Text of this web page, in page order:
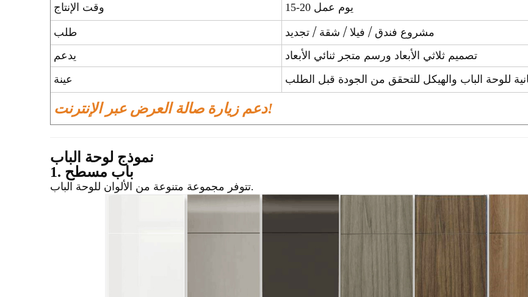
وقت الإنتاج 15-20 يوم عمل
طلب مشروع فندق / فيلا / شقة / تجديد
يدعم
تصميم ثلاثي الأبعاد ورسم متجر ثنائي الأبعاد
عينة
دعم زيارة صالة العرض عبر الإنترنت!
نموذج لوحة الباب
1. باب مسطح
تتوفر مجموعة متنوعة من الألوان للوحة الباب.